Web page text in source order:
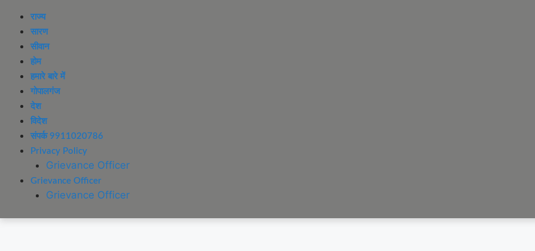
राज्य
सारण
सीवान
होम
हमारे बारे में
गोपालगंज
देश
विदेश
संपर्क 9911020786
Privacy Policy
Grievance Officer
Grievance Officer
Grievance Officer